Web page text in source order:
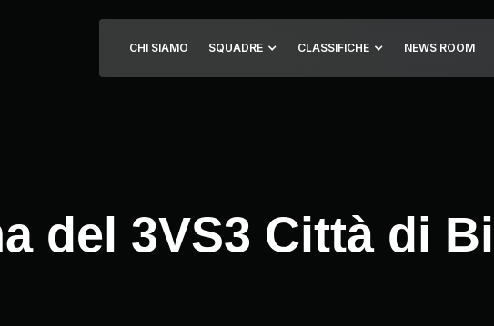
CHI SIAMO SQUADRE CLASSIFICHE NEWS ROOM
del 3VS3 Città di